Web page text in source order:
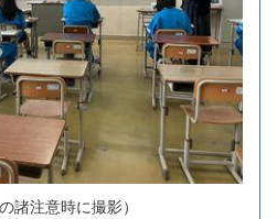
諸注意時に撮影）